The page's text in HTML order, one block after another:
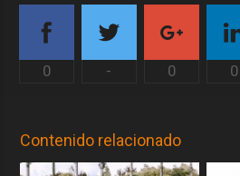
0 - 0 0
Contenido relacionado